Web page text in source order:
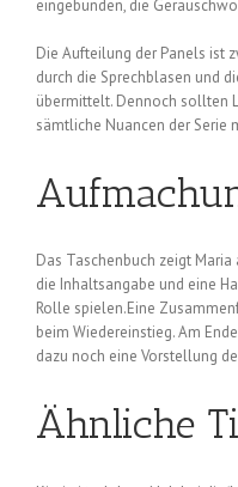
eingebunden, die
Die Aufteilung der Panels ist
durch die Sprechblasen und
übermittelt. Dennoch sollten
sämtliche Nuancen der Serie
Das Taschenbuch zeigt
die Inhaltsangabe und eine
Rolle spielen.Eine
beim Wiedereinstieg. Am
dazu noch eine Vorstellung
Ähnliche